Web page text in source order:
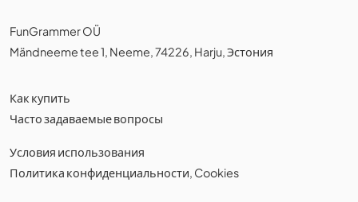
FunGrammer OÜ
Mändneeme tee 1, Neeme, 74226, Harju, Эстония
Как купить
Часто задаваемые вопросы
Условия использования
Политика конфиденциальности, Cookies